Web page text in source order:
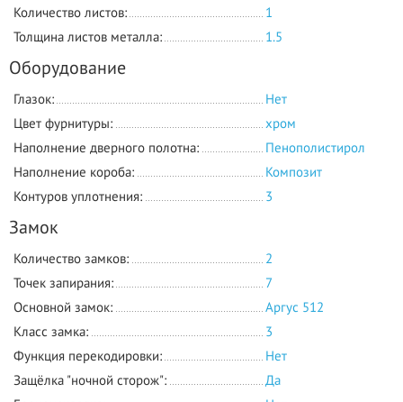
Количество листов:
1
Толщина листов металла:
1.5
Оборудование
Глазок:
Нет
Цвет фурнитуры:
хром
Наполнение дверного полотна:
Пенополистирол
Наполнение короба:
Композит
Контуров уплотнения:
3
Замок
Количество замков:
2
Точек запирания:
7
Основной замок:
Аргус 512
Класс замка:
3
Функция перекодировки:
Нет
Защёлка "ночной сторож":
Да